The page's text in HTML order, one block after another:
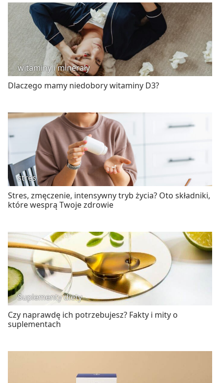
witaminy i minerały
Dlaczego mamy niedobory witaminy D3?
stres
Stres, zmęczenie, intensywny tryb życia? Oto składniki,
które wesprą Twoje zdrowie
Suplementy diety
Czy naprawdę ich potrzebujesz? Fakty i mity o
suplementach